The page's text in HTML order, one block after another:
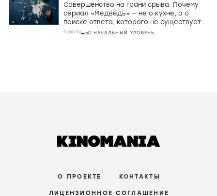
Совершенство на грани срыва. Почему
сериал «Медведь» — не о кухне, а о
поиске ответа, которого не существует
9 июля НАЧАЛЬНЫЙ УРОВЕНЬ
О ПРОЕКТЕ КОНТАКТЫ
ЛИЦЕНЗИОННОЕ СОГЛАШЕНИЕ